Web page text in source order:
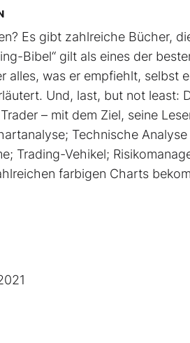
Es gibt zahlreiche Bücher,
Bibel“ gilt als eines der
alles, was er empfiehlt, selbst
Und, last, but not least:
– mit dem Ziel, seine
Technische
Trading-Vehikel;
farbigen Charts